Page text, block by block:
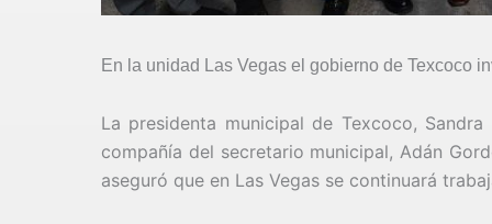
En la unidad Las Vegas el gobierno de Texcoco
La presidenta municipal de Texcoco,
compañía del secretario municipal, Adán
aseguró que en Las Vegas se continuará